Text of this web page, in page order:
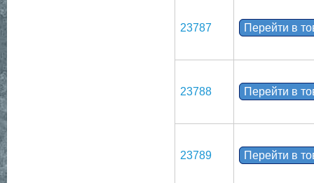
23787 Перейти в
23788 Перейти в
23789 Перейти в